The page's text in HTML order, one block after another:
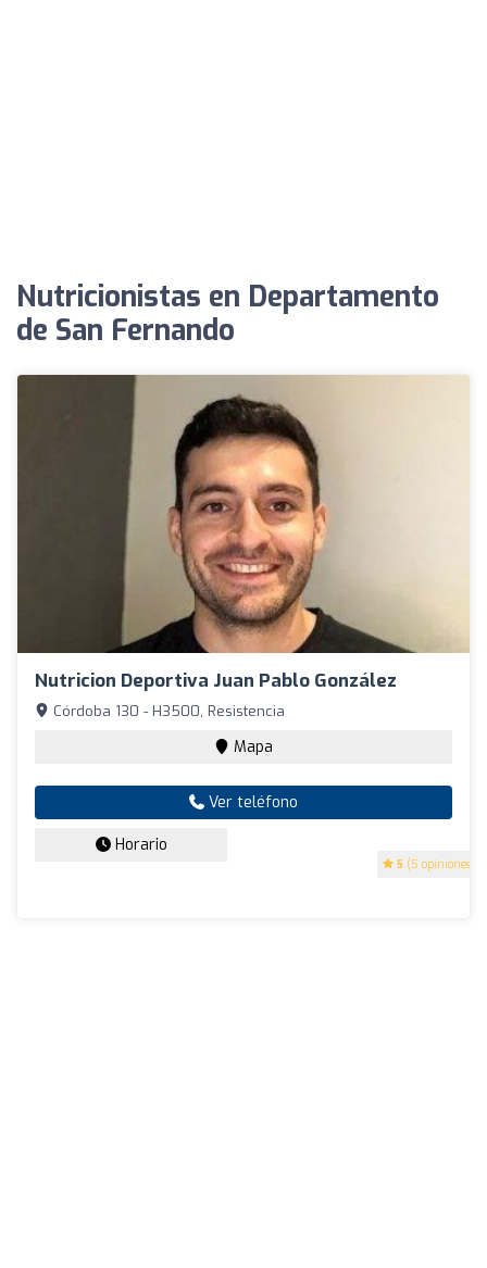
Nutricionistas en Departamento
de San Fernando
Nutricion Deportiva Juan Pablo González
5 (5 opiniones)
Córdoba 130 - H3500, Resistencia
Mapa
Ver teléfono
Horario